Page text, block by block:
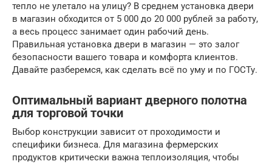
тепло не улетало на улицу? В среднем установка двери
в магазин обходится от 5 000 до 20 000 рублей за работу,
а весь процесс занимает один рабочий день.
Правильная установка двери в магазин — это залог
безопасности вашего товара и комфорта клиентов.
Давайте разберемся, как сделать всё по уму и по ГОСТу.
Оптимальный вариант дверного полотна
для торговой точки
Выбор конструкции зависит от проходимости и
специфики бизнеса. Для магазина фермерских
продуктов критически важна теплоизоляция, чтобы